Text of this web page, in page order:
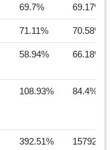
69.7% 69.17%
71.11% 70.58%
58.94% 66.18%
108.93% 84.4%
392.51%